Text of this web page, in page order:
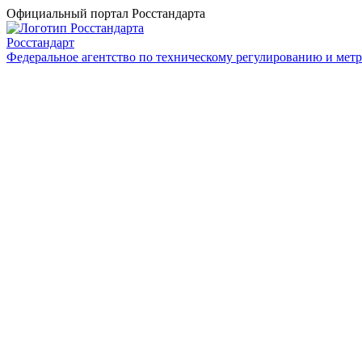
Официальный портал Росстандарта
Росстандарт
Федеральное агентство по техническому регулированию и